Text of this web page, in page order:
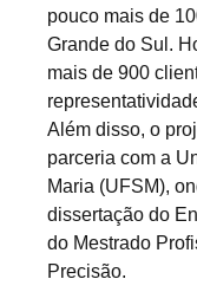
pouco mais de
Grande do Sul.
mais de 900
Além disso, o
parceria com a
Maria (UFSM),
dissertação do
do Mestrado
Precisão.